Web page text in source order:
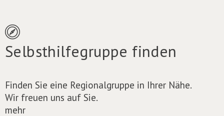
Selbsthilfegruppe finden
Finden Sie eine Regionalgruppe in Ihrer Nähe.
Wir freuen uns auf Sie.
mehr